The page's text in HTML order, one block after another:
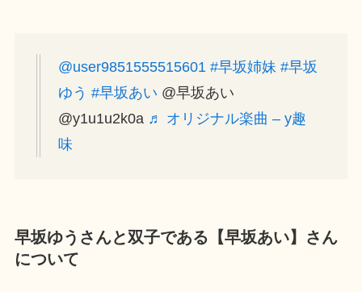
@user9851555515601 #早坂姉妹 #早坂
ゆう #早坂あい @早坂あい
@y1u1u2k0a ♬ オリジナル楽曲 – y趣
味
早坂ゆうさんと双子である【早坂あい】さん
について